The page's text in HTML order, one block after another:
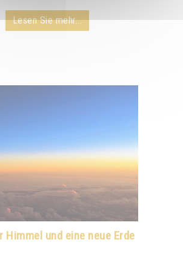
Lesen Sie mehr...
Himmel und eine neue Erde